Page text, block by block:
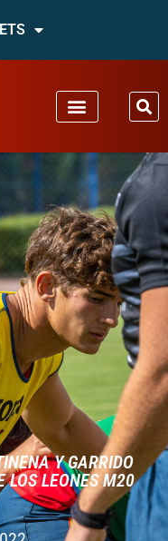
Y GARRIDO
LOS LEONES M20